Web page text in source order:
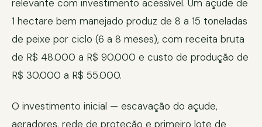
relevante com investimento acessível. Um açude de
1 hectare bem manejado produz de 8 a 15 toneladas
de peixe por ciclo (6 a 8 meses), com receita bruta
de R$ 48.000 a R$ 90.000 e custo de produção de
R$ 30.000 a R$ 55.000.
O investimento inicial — escavação do açude,
aeradores, rede de proteção e primeiro lote de